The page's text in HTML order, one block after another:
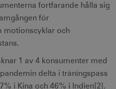
fortfarande hålla sig
för
motionscyklar och
1 av 4 konsumenter med
delta i träningspass
i Kina och 46% i Indien[2].